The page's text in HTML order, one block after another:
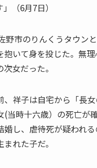
（6月7日）
野市のりんくうタウン
いて身を投じた。無
女だった。
祥子は自宅から「長
(当時十六歳）の死亡が
し、虐待死が疑われ
れた子だ。